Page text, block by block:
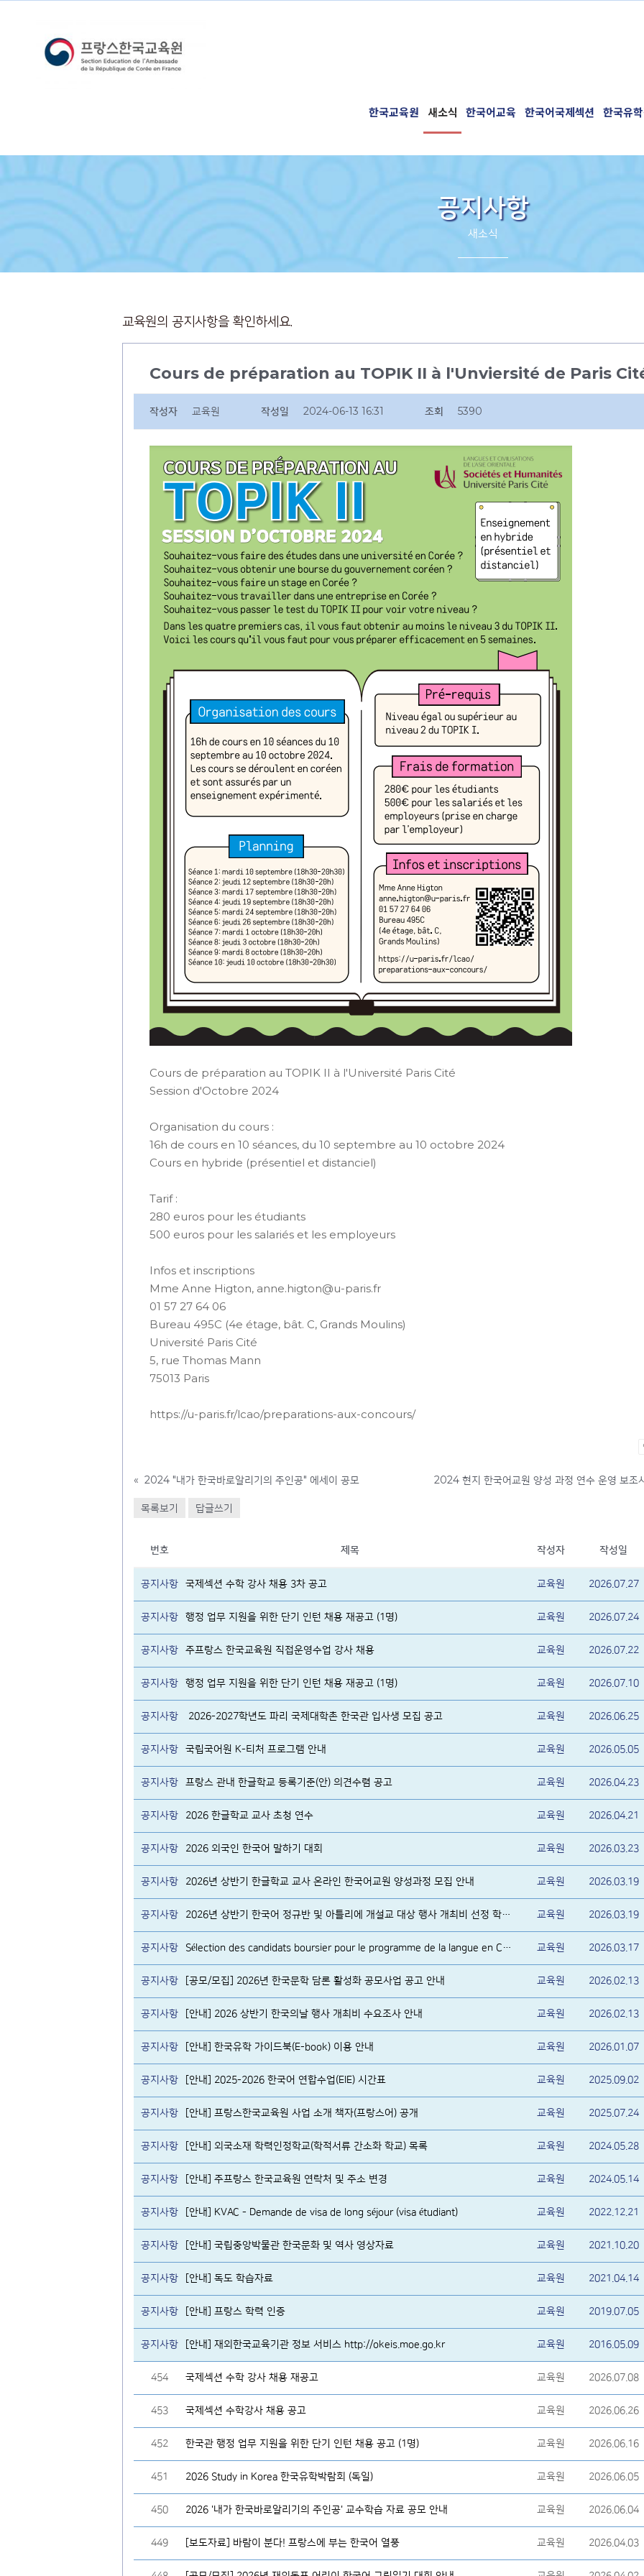
한국교육원 새소식 한국어교육 한국어국제섹션 한국유
공지사항
새소식
교육원의 공지사항을 확인하세요.
Cours de préparation au TOPIK II à l'Unviersité de Paris
작성자 교육원 작성일 2024-06-13 16:31 조회 5390
Cours de préparation au TOPIK II à l'Université Paris Cité
Session d'Octobre 2024
Organisation du cours :
16h de cours en 10 séances, du 10 septembre au 10 octobre 2024
Cours en hybride (présentiel et distanciel)
Tarif :
280 euros pour les étudiants
500 euros pour les salariés et les employeurs
Infos et inscriptions
Mme Anne Higton, anne.higton@u-paris.fr
01 57 27 64 06
Bureau 495C (4e étage, bât. C, Grands Moulins)
Université Paris Cité
5, rue Thomas Mann
75013 Paris
https://u-paris.fr/lcao/preparations-aux-concours/
« 2024 "내가 한국바로알리기의 주인공" 에세이 공모
목록보기 답글쓰기
번호 제목 작성자 작성일
공지사항 국제섹션 수학 강사 채용 3차 공고 교육원 2026.07.27
공지사항 행정 업무 지원을 위한 단기 인턴 채용 재공고 (1명) 교육원 2026.07.24
공지사항 주프랑스 한국교육원 직접운영수업 강사 채용 교육원 2026.07.22
공지사항 행정 업무 지원을 위한 단기 인턴 채용 재공고 (1명) 교육원 2026.07.10
공지사항 2026-2027학년도 파리 국제대학촌 한국관 입사생 모집 공고 교육원 2026.06.25
공지사항 국립국어원 K-티처 프로그램 안내 교육원 2026.05.05
공지사항 프랑스 관내 한글학교 등록기준(안) 의견수렴 공고 교육원 2026.04.23
공지사항 2026 한글학교 교사 초청 연수 교육원 2026.04.21
공지사항 2026 외국인 한국어 말하기 대회 교육원 2026.03.23
공지사항 2026년 상반기 한글학교 교사 온라인 한국어교원 양성과정 모집 안내 교육원 2026.03.19
공지사항 2026년 상반기 한국어 정규반 및 아틀리에 개설교 대상 행사 개최비 선정 학교 알림 교육원 2026.03.19
공지사항 Sélection des candidats boursier pour le programme de la langue en Corée 교육원 2026.03.17
공지사항 [공모/모집] 2026년 한국문학 담론 활성화 공모사업 공고 안내 교육원 2026.02.13
공지사항 [안내] 2026 상반기 한국의날 행사 개최비 수요조사 안내 교육원 2026.02.13
공지사항 [안내] 한국유학 가이드북(E-book) 이용 안내 교육원 2026.01.07
공지사항 [안내] 2025-2026 한국어 연합수업(EIE) 시간표 교육원 2025.09.02
공지사항 [안내] 프랑스한국교육원 사업 소개 책자(프랑스어) 공개 교육원 2025.07.24
공지사항 [안내] 외국소재 학력인정학교(학적서류 간소화 학교) 목록 교육원 2024.05.28
공지사항 [안내] 주프랑스 한국교육원 연락처 및 주소 변경 교육원 2024.05.14
공지사항 [안내] KVAC - Demande de visa de long séjour (visa étudiant) 교육원 2022.12.21
공지사항 [안내] 국립중앙박물관 한국문화 및 역사 영상자료 교육원 2021.10.20
공지사항 [안내] 독도 학습자료 교육원 2021.04.14
공지사항 [안내] 프랑스 학력 인증 교육원 2019.07.05
공지사항 [안내] 재외한국교육기관 정보 서비스 http://okeis.moe.go.kr 교육원 2016.05.09
454 국제섹션 수학 강사 채용 재공고 교육원 2026.07.08
453 국제섹션 수학강사 채용 공고 교육원 2026.06.26
452 한국관 행정 업무 지원을 위한 단기 인턴 채용 공고 (1명) 교육원 2026.06.16
451 2026 Study in Korea 한국유학박람회 (독일) 교육원 2026.06.05
450 2026 '내가 한국바로알리기의 주인공' 교수학습 자료 공모 안내 교육원 2026.06.04
449 [보도자료] 바람이 분다! 프랑스에 부는 한국어 열풍 교육원 2026.04.03